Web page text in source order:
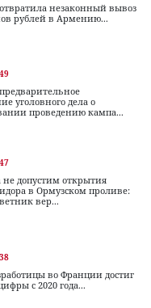
незаконный вывоз
рублей в Армению...
уголовного дела о
проведению кампа...
допустим открытия
в Ормузском проливе:
вер...
во Франции достиг
с 2020 года...